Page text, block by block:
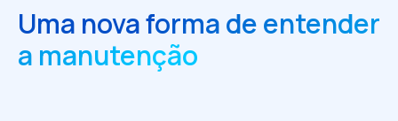
Uma nova forma de entender
a manutenção